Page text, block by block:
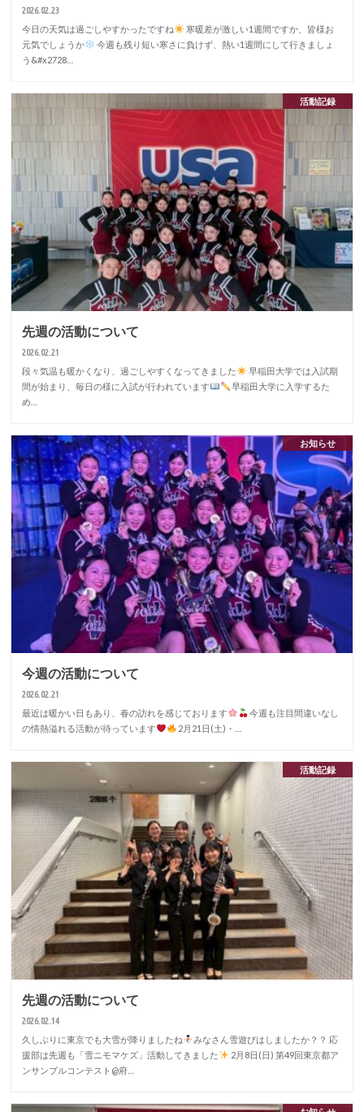
2026.02.23
今日の天気は過ごしやすかったですね
寒暖差が激しい1週間ですか、皆様お
元気でしょうか
今週も残り短い寒さに負けず、熱い1週間にして行きましょ
う&#x2728…
活動記録
先週の活動について
2026.02.21
段々気温も暖かくなり、過ごしやすくなってきました
早稲田大学では入試期
間が始まり、毎日の様に入試が行われています
早稲田大学に入学するた
め…
お知らせ
今週の活動について
2026.02.21
最近は暖かい日もあり、春の訪れを感じております
今週も注目間違いなし
の情熱溢れる活動が待っています
2月21日(土)・…
活動記録
先週の活動について
2026.02.14
久しぶりに東京でも大雪が降りましたね
みなさん雪遊びはしましたか？？ 応
援部は先週も「雪ニモマケズ」活動してきました
2月8日(日) 第49回東京都ア
ンサンブルコンテスト@府…